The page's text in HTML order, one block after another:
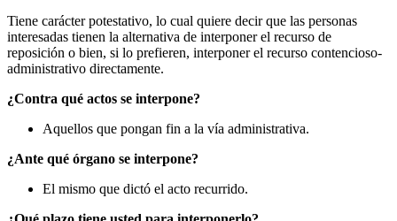
Tiene carácter potestativo, lo cual quiere decir que las personas
interesadas tienen la alternativa de interponer el recurso de
reposición o bien, si lo prefieren, interponer el recurso contencioso-
administrativo directamente.
¿Contra qué actos se interpone?
Aquellos que pongan fin a la vía administrativa.
¿Ante qué órgano se interpone?
El mismo que dictó el acto recurrido.